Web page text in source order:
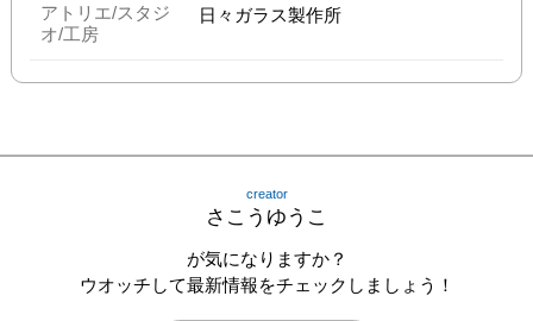
アトリエ/スタジ
オ/工房
日々ガラス製作所
creator
さこうゆうこ
が気になりますか？
ウオッチして最新情報をチェックしましょう！